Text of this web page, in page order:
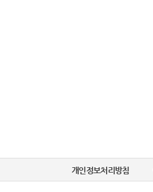
개인정보처리방침